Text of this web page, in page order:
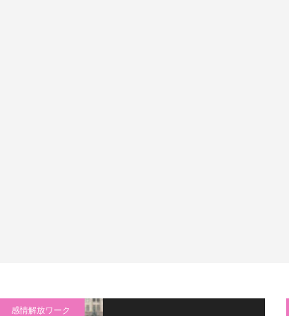
感情解放ワーク